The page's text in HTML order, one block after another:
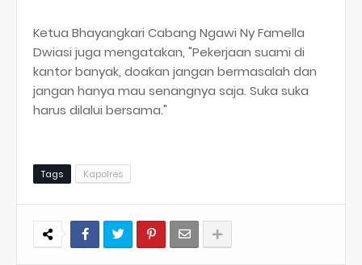
Ketua Bhayangkari Cabang Ngawi Ny Famella
Dwiasi juga mengatakan, "Pekerjaan suami di
kantor banyak, doakan jangan bermasalah dan
jangan hanya mau senangnya saja. Suka suka
harus dilalui bersama."
Tags Kapolres